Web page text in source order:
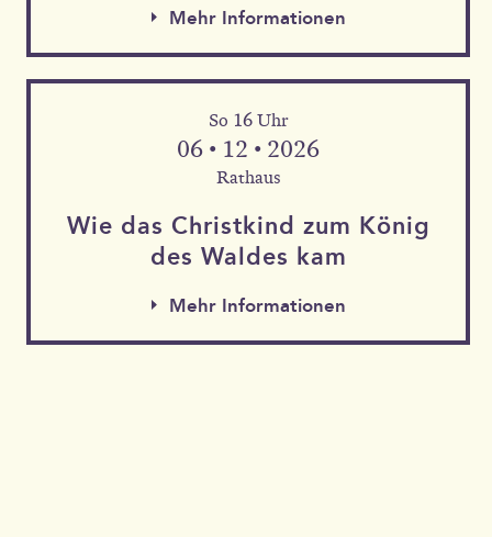
Mehr Informationen
So 16 Uhr
06 • 12 • 2026
Rathaus
Wie das Christkind zum König
des Waldes kam
Mehr Informationen